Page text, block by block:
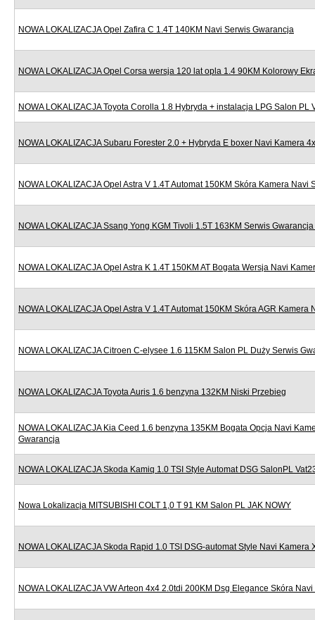
NOWA LOKALIZACJA Opel Zafira C 1.4T 140KM Navi Serwis Gwarancja
NOWA LOKALIZACJA Opel Corsa wersja 120 lat opla 1.4 90KM Kolorowy
NOWA LOKALIZACJA Toyota Corolla 1.8 Hybryda + instalacja LPG Salon PL
NOWA LOKALIZACJA Subaru Forester 2.0 + Hybryda E boxer Navi Kamera
NOWA LOKALIZACJA Opel Astra V 1.4T Automat 150KM Skóra Kamera Navi
NOWA LOKALIZACJA Ssang Yong KGM Tivoli 1.5T 163KM Serwis
NOWA LOKALIZACJA Opel Astra K 1.4T 150KM AT Bogata Wersja Navi
NOWA LOKALIZACJA Opel Astra V 1.4T Automat 150KM Skóra AGR Kamera
NOWA LOKALIZACJA Citroen C-elysee 1.6 115KM Salon PL Duży Serwis
NOWA LOKALIZACJA Toyota Auris 1.6 benzyna 132KM Niski Przebieg
NOWA LOKALIZACJA Kia Ceed 1.6 benzyna 135KM Bogata Opcja Navi
Gwarancja
NOWA LOKALIZACJA Skoda Kamiq 1.0 TSI Style Automat DSG SalonPL
Nowa Lokalizacja MITSUBISHI COLT 1,0 T 91 KM Salon PL JAK NOWY
NOWA LOKALIZACJA Skoda Rapid 1.0 TSI DSG-automat Style Navi Kamera
NOWA LOKALIZACJA VW Arteon 4x4 2.0tdi 200KM Dsg Elegance Skóra